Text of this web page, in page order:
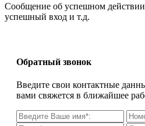
Сообщение об успешном
успешный вход и т.д.
Обратный звонок
Введите свои контактные
вами свяжется в ближайшее